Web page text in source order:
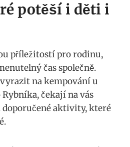
potěší i děti i
příležitostí pro rodinu,
čas společně.
na kempování u
čekají na vás
aktivity, které